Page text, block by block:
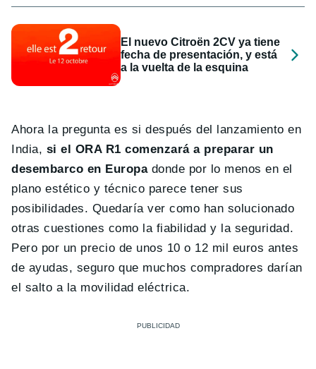
El nuevo Citroën 2CV ya tiene
fecha de presentación, y está
a la vuelta de la esquina
Ahora la pregunta es si después del lanzamiento en
India, si el ORA R1 comenzará a preparar un
desembarco en Europadonde por lo menos en el
plano estético y técnico parece tener sus
posibilidades. Quedaría ver como han solucionado
otras cuestiones como la fiabilidad y la seguridad.
Pero por un precio de unos 10 o 12 mil euros antes
de ayudas, seguro que muchos compradores darían
el salto a la movilidad eléctrica.